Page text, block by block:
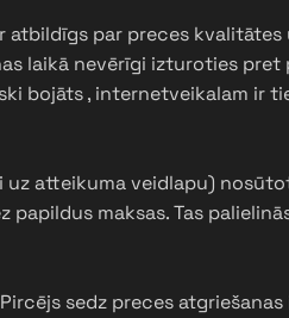
par preces kvalitātes
laikā nevērīgi izturoties pret
bojāts , internetveikalam ir
uz atteikuma veidlapu)
maksas. Tas
sedz preces atgriešanas